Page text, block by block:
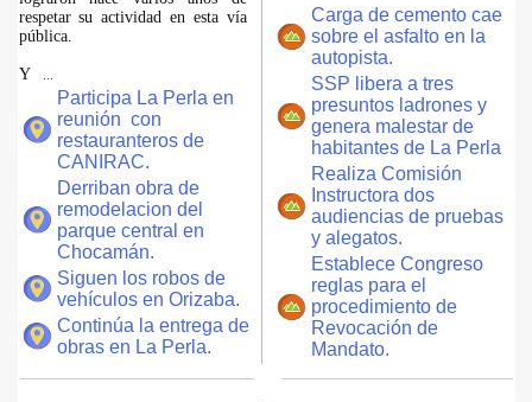
respetar su actividad en esta vía
pública.
Y
Participa La Perla en
reunión con
restauranteros de
CANIRAC.
Derriban obra de
remodelacion del
parque central en
Chocamán.
Siguen los robos de
vehículos en Orizaba.
Continúa la entrega de
obras en La Perla.
Carga de cemento cae
sobre el asfalto en la
autopista.
SSP libera a tres
presuntos ladrones y
genera malestar de
habitantes de La Perla
Realiza Comisión
Instructora dos
audiencias de pruebas
y alegatos.
Establece Congreso
reglas para el
procedimiento de
Revocación de
Mandato.